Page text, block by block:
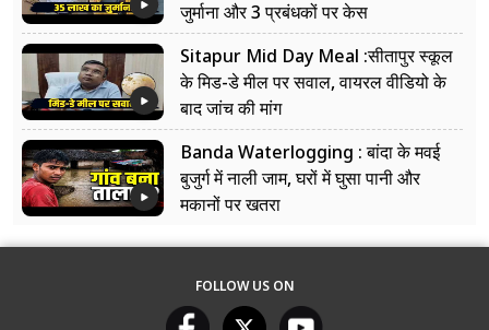
जुर्माना और 3 प्रबंधकों पर केस
Sitapur Mid Day Meal :सीतापुर स्कूल
के मिड-डे मील पर सवाल, वायरल वीडियो के
बाद जांच की मांग
Banda Waterlogging : बांदा के मवई
बुजुर्ग में नाली जाम, घरों में घुसा पानी और
मकानों पर खतरा
FOLLOW US ON